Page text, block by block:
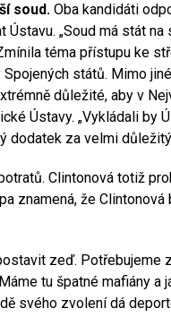
soud.Oba kandidáti
„Soud má stát na
téma přístupu ke
států. Mimo
důležité, aby v
Ústavy. „Vykládali by
dodatek za velmi
Clintonová totiž
znamená, že Clintonová
zeď. Potřebujeme
tu špatné mafiány a
svého zvolení dá